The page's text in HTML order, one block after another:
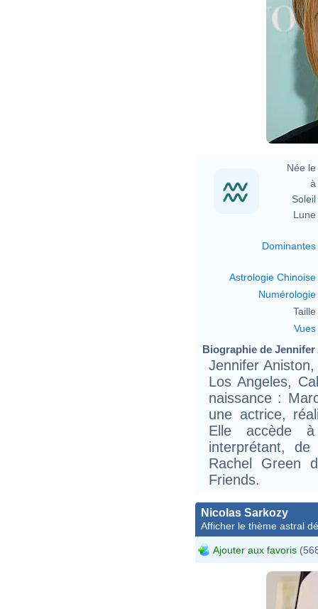
Née le
à
Soleil
Lune
Dominantes
Astrologie Chinoise
Numérologie
Taille
Vues
Biographie de
Jennifer
Los Angeles,
naissance :
une actrice,
Elle accède
interprétant,
Rachel Green
Friends.
Nicolas Sarkozy
Afficher le thème astral
Ajouter aux favoris